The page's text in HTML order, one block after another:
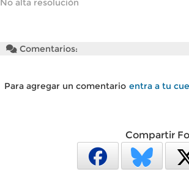
No alta resolución
Comentarios:
Para agregar un comentario entra a tu
Compartir